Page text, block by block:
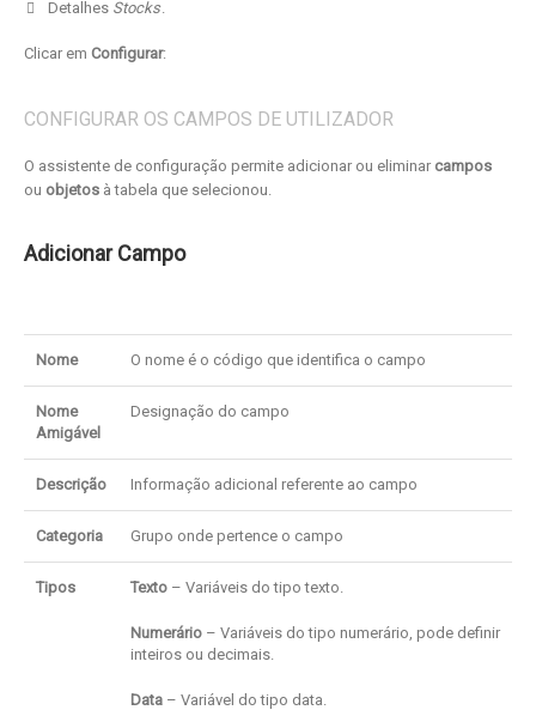
Detalhes Stocks.
Clicar em Configurar:
CONFIGURAR OS CAMPOS DE UTILIZADOR
O assistente de configuração permite adicionar ou eliminar campos
ou objetos à tabela que selecionou.
Adicionar Campo
Nome O nome é o código que identifica o campo
Nome
Amigável
Designação do campo
Descrição Informação adicional referente ao campo
Categoria Grupo onde pertence o campo
Tipos Texto – Variáveis do tipo texto.
Numerário – Variáveis do tipo numerário, pode definir
inteiros ou decimais.
Data – Variável do tipo data.